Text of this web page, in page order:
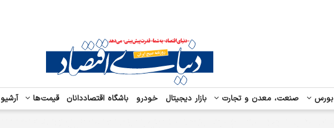
بورس صنعت، معدن و تجارت بازار دیجیتال خودرو باشگاه اقتصاددانان قیمت‌ها آرشیو